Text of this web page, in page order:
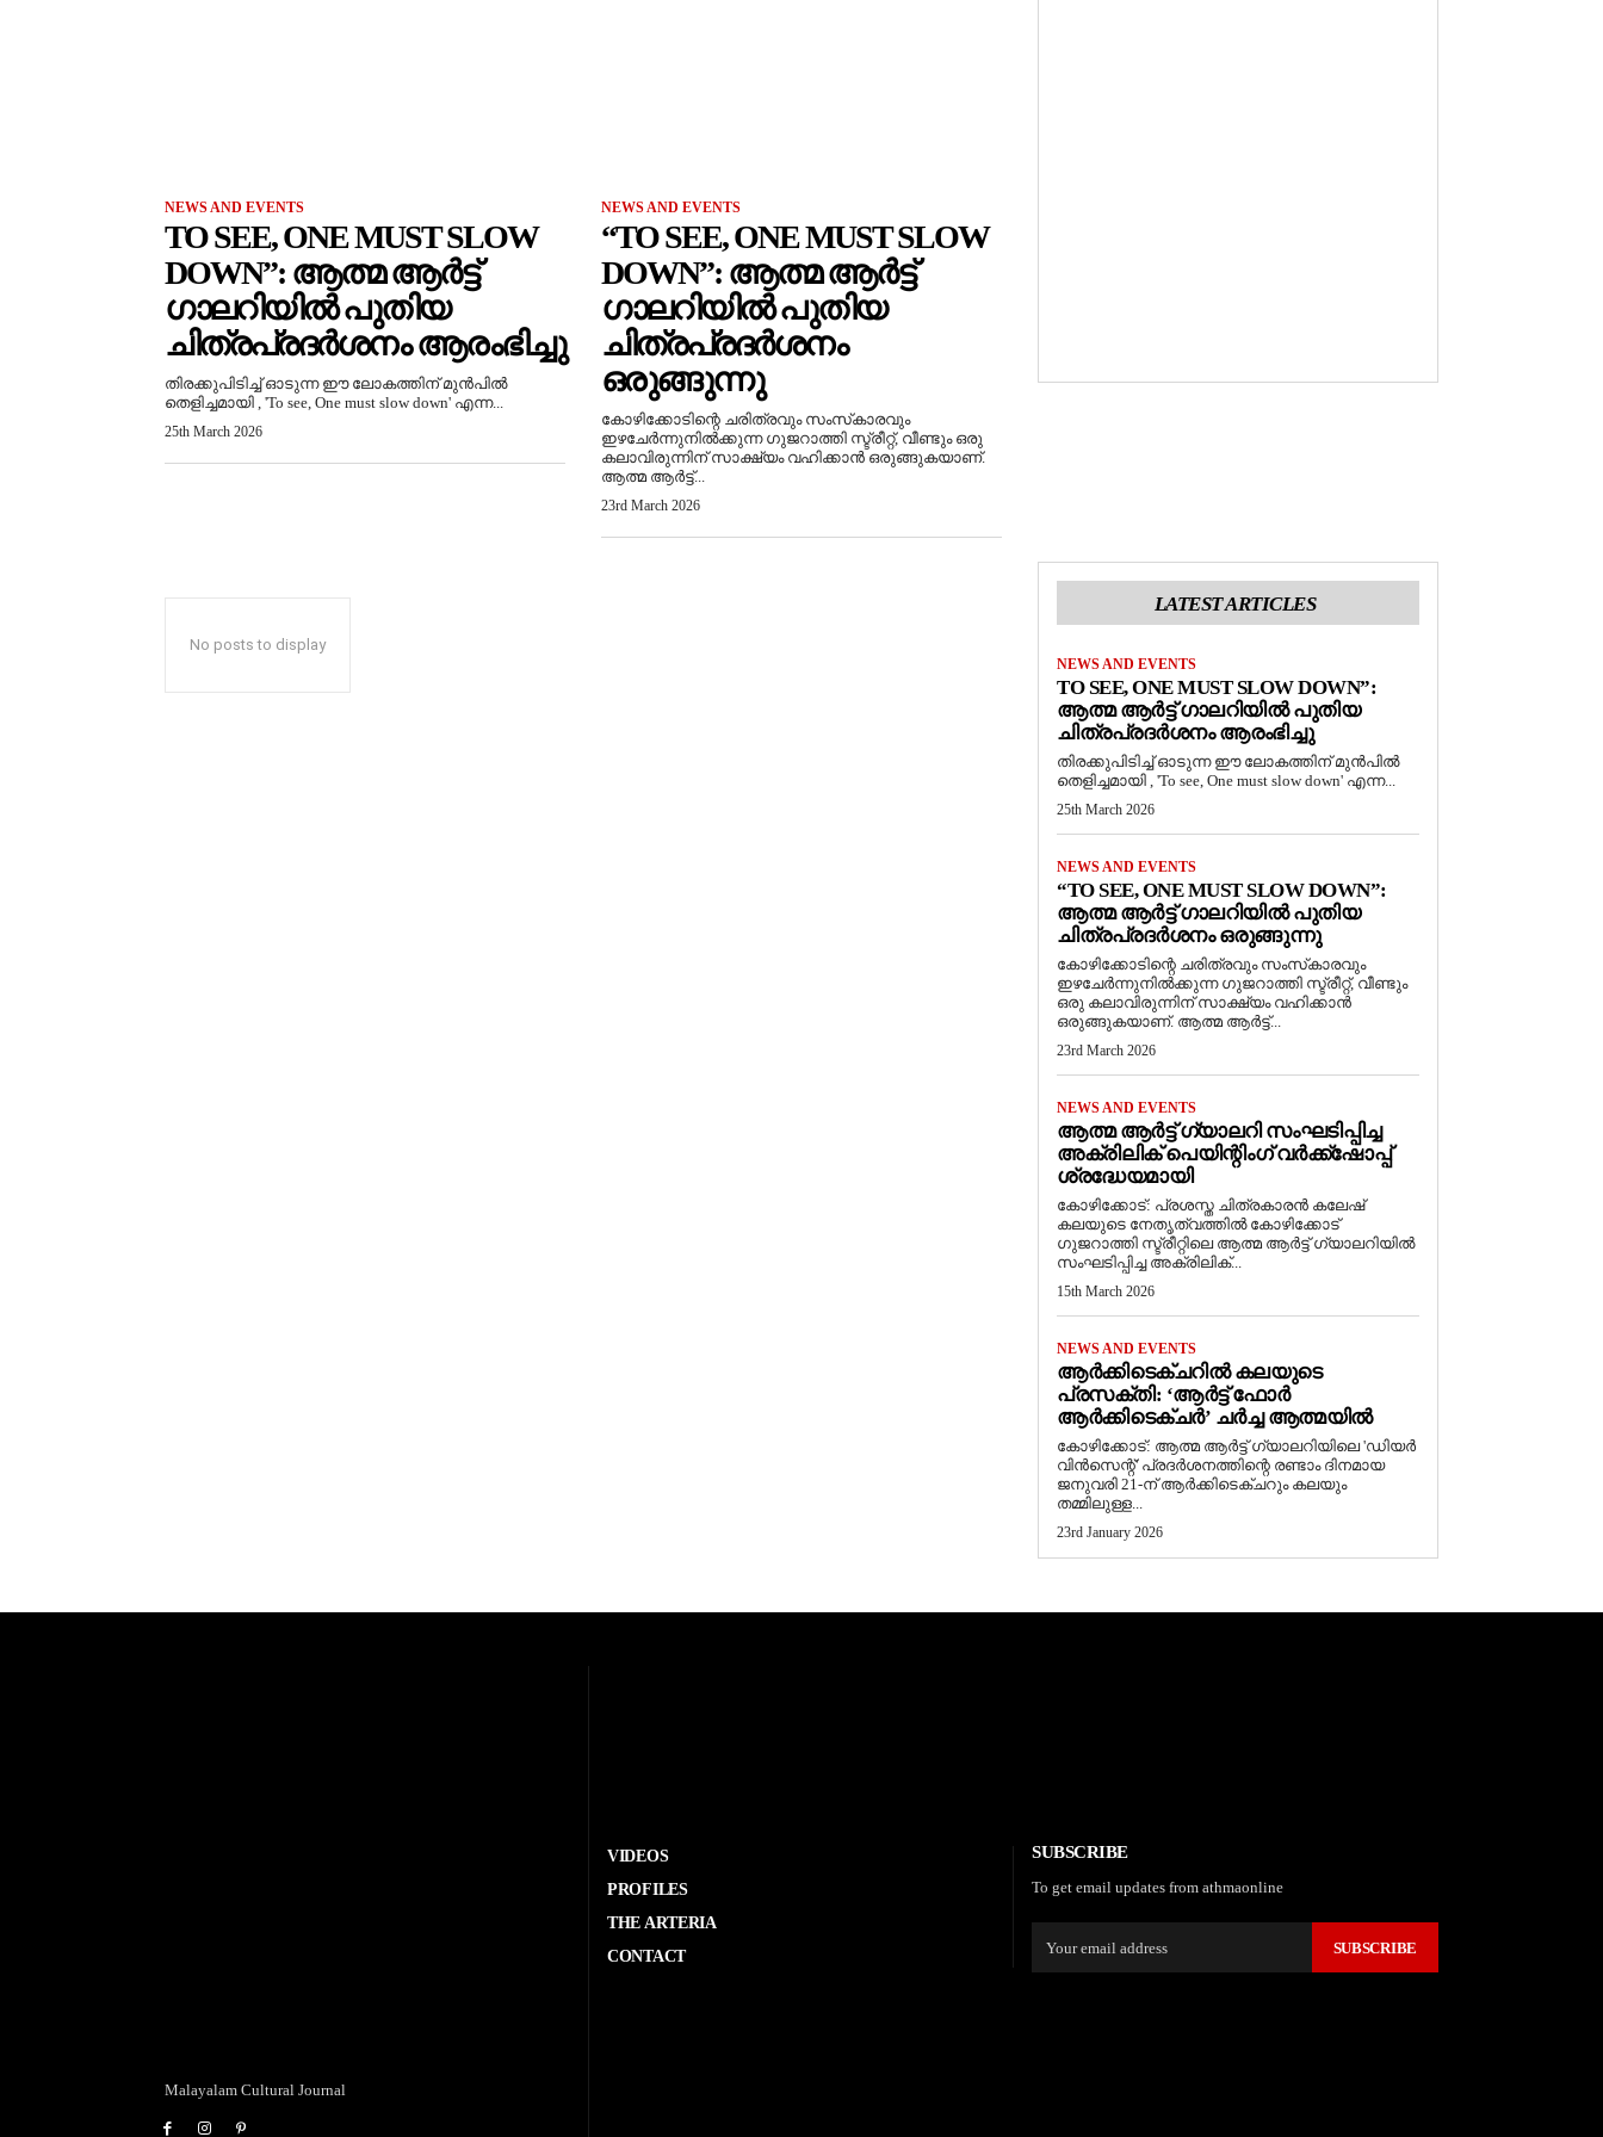
NEWS AND EVENTS
TO SEE, ONE MUST SLOW
DOWN”: ആത്മ ആർട്ട്
ഗാലറിയിൽ പുതിയ
ചിത്രപ്രദർശനം ആരംഭിച്ചു
തിരക്കുപിടിച്ച് ഓടുന്ന ഈ ലോകത്തിന് മുൻപിൽ
തെളിച്ചമായി , 'To see, One must slow down' എന്ന...
25th March 2026
NEWS AND EVENTS
“TO SEE, ONE MUST SLOW
DOWN”: ആത്മ ആർട്ട്
ഗാലറിയിൽ പുതിയ
ചിത്രപ്രദർശനം
ഒരുങ്ങുന്നു
കോഴിക്കോടിന്റെ ചരിത്രവും സംസ്‌കാരവും
ഇഴചേർന്നുനിൽക്കുന്ന ഗുജറാത്തി സ്ട്രീറ്റ്, വീണ്ടും ഒരു
കലാവിരുന്നിന് സാക്ഷ്യം വഹിക്കാൻ ഒരുങ്ങുകയാണ്.
ആത്മ ആർട്ട്...
23rd March 2026
No posts to display
LATEST ARTICLES
NEWS AND EVENTS
TO SEE, ONE MUST SLOW DOWN”:
ആത്മ ആർട്ട് ഗാലറിയിൽ പുതിയ
ചിത്രപ്രദർശനം ആരംഭിച്ചു
തിരക്കുപിടിച്ച് ഓടുന്ന ഈ ലോകത്തിന് മുൻപിൽ
തെളിച്ചമായി , 'To see, One must slow down' എന്ന...
25th March 2026
NEWS AND EVENTS
“TO SEE, ONE MUST SLOW DOWN”:
ആത്മ ആർട്ട് ഗാലറിയിൽ പുതിയ
ചിത്രപ്രദർശനം ഒരുങ്ങുന്നു
കോഴിക്കോടിന്റെ ചരിത്രവും സംസ്‌കാരവും
ഇഴചേർന്നുനിൽക്കുന്ന ഗുജറാത്തി സ്ട്രീറ്റ്, വീണ്ടും
ഒരു കലാവിരുന്നിന് സാക്ഷ്യം വഹിക്കാൻ
ഒരുങ്ങുകയാണ്. ആത്മ ആർട്ട്...
23rd March 2026
NEWS AND EVENTS
ആത്മ ആർട്ട് ഗ്യാലറി സംഘടിപ്പിച്ച
അക്രിലിക് പെയിന്റിംഗ് വർക്ക്‌ഷോപ്പ്
ശ്രദ്ധേയമായി
കോഴിക്കോട്: പ്രശസ്ത ചിത്രകാരൻ കലേഷ്
കലയുടെ നേതൃത്വത്തിൽ കോഴിക്കോട്
ഗുജറാത്തി സ്ട്രീറ്റിലെ ആത്മ ആർട്ട് ഗ്യാലറിയിൽ
സംഘടിപ്പിച്ച അക്രിലിക്...
15th March 2026
NEWS AND EVENTS
ആർക്കിടെക്ചറിൽ കലയുടെ
പ്രസക്തി: ‘ആർട്ട് ഫോർ
ആർക്കിടെക്ചർ’ ചർച്ച ആത്മയിൽ
​കോഴിക്കോട്: ആത്മ ആർട്ട് ഗ്യാലറിയിലെ 'ഡിയർ
വിൻസെന്റ്' പ്രദർശനത്തിന്റെ രണ്ടാം ദിനമായ
ജനുവരി 21-ന് ആർക്കിടെക്ചറും കലയും
തമ്മിലുള്ള...
23rd January 2026
Malayalam Cultural Journal
VIDEOS
PROFILES
THE ARTERIA
CONTACT
SUBSCRIBE
To get email updates from athmaonline
SUBSCRIBE